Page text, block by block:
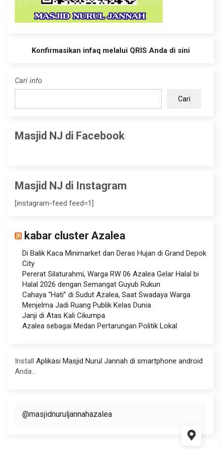
Konfirmasikan infaq melalui QRIS Anda di sini
Cari info
Cari
Masjid NJ di Facebook
Masjid NJ di Instagram
[instagram-feed feed=1]
kabar cluster Azalea
Di Balik Kaca Minimarket dan Deras Hujan di Grand Depok
City
Pererat Silaturahmi, Warga RW 06 Azalea Gelar Halal bi
Halal 2026 dengan Semangat Guyub Rukun
Cahaya “Hati” di Sudut Azalea, Saat Swadaya Warga
Menjelma Jadi Ruang Publik Kelas Dunia
Janji di Atas Kali Cikumpa
Azalea sebagai Medan Pertarungan Politik Lokal
Install Aplikasi Masjid Nurul Jannah di smartphone android
Anda...
@masjidnuruljannahazalea